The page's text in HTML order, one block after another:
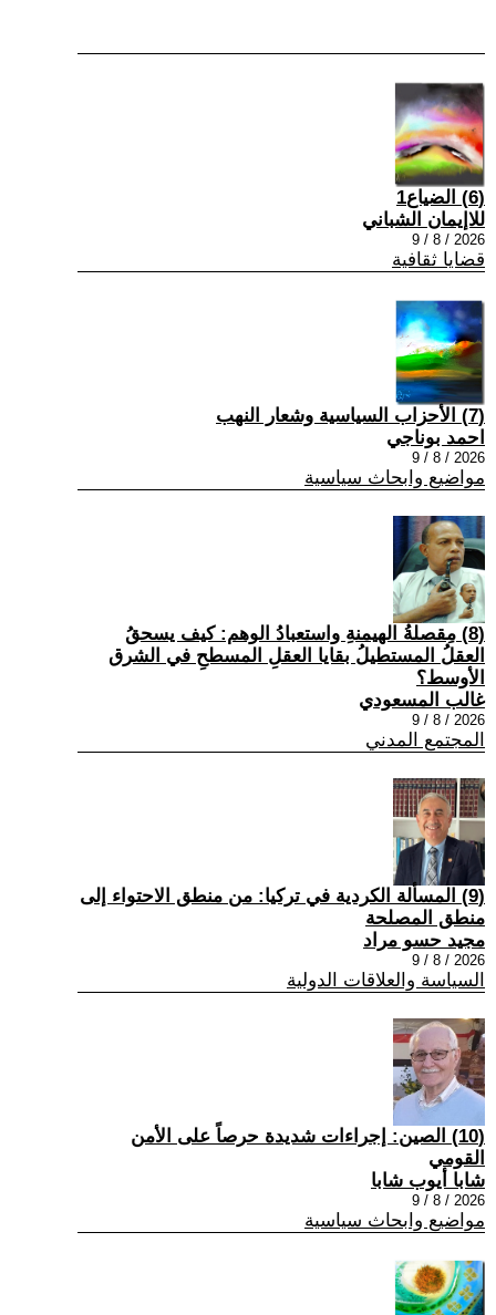
(6) الضياع1
للاإيمان الشباني
2026 / 8 / 9
قضايا ثقافية
(7) الأحزاب السياسية وشعار النهب
احمد بوناجي
2026 / 8 / 9
مواضيع وابحاث سياسية
(8) مِقصلةُ الهيمنةِ واستعبادُ الوهم: كيف يسحقُ
العقلُ المستطيلُ بقايا العقلِ المسطحِ في الشرق
الأوسط؟
غالب المسعودي
2026 / 8 / 9
المجتمع المدني
(9) المسألة الكردية في تركيا: من منطق الاحتواء إلى
منطق المصلحة
مجيد حسو مراد
2026 / 8 / 9
السياسة والعلاقات الدولية
(10) الصين: إجراءات شديدة حرصاً على الأمن
القومي
شابا أيوب شابا
2026 / 8 / 9
مواضيع وابحاث سياسية